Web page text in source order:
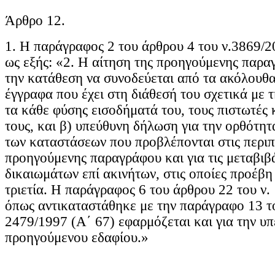
Άρθρο 12.
1. Η παράγραφος 2 του άρθρου 4 του ν.3869/
ως εξής: «2. Η αίτηση της προηγούμενης
την κατάθεση να συνοδεύεται από τα
έγγραφα που έχει στη διάθεσή του σχετικά με
τα κάθε φύσης εισοδήματά του, τους πιστωτές
τους, και β) υπεύθυνη δήλωση για την
των καταστάσεων που προβλέπονται στις
προηγούμενης παραγράφου και για τις
δικαιωμάτων επί ακινήτων, στις οποίες προέβη
τριετία. Η παράγραφος 6 του άρθρου 22 του
όπως αντικαταστάθηκε με την παράγραφο 13
2479/1997 (Α΄ 67) εφαρμόζεται και για την
προηγούμενου εδαφίου.»